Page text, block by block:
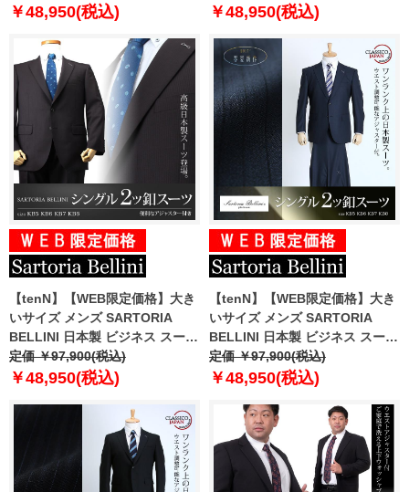
ビジネススーツ 高級スーツ 上下
￥48,950(税込)
ビジネススーツ 高級スーツ 上下
￥48,950(税込)
【tenN】【WEB限定価格】大き
いサイズ メンズ SARTORIA
BELLINI 日本製 ビジネス スーツ
アジャスター付 シングル 2ツ釦
ビジネススーツ 高級スーツ 上下
定価 ￥97,900(税込)
￥48,950(税込)
【tenN】【WEB限定価格】大き
いサイズ メンズ SARTORIA
BELLINI 日本製 ビジネス スーツ
アジャスター付 シングル 2ツ釦
スーツ ビジネススーツ 高級スー
定価 ￥97,900(税込)
￥48,950(税込)